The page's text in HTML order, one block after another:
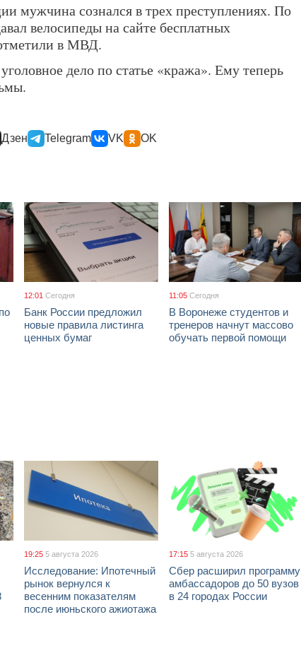
мужчина сознался в трех преступлениях. По
велосипеды на сайте бесплатных
в МВД.
дело по статье «кража». Ему теперь
Дзен Telegram VK OK
12:01 Сегодня
Банк России предложил
новые правила листинга
ценных бумаг
11:05 Сегодня
В Воронеже студентов и
тренеров начнут массово
обучать первой помощи
19:25 5 августа 2026
Исследование: Ипотечный
рынок вернулся к
весенним показателям
после июньского ажиотажа
17:15 5 августа 2026
Сбер расширил программу
амбассадоров до 50 вузов
в 24 городах России